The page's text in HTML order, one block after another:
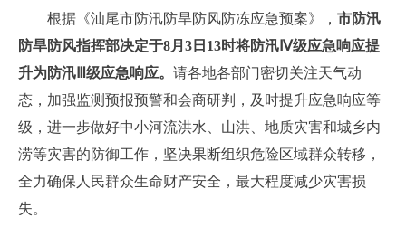
根据《汕尾市防汛防旱防风防冻应急预案》， 市防汛
防旱防风指挥部决定于8月3日13时将防汛Ⅳ级应急响应提
升为防汛Ⅲ级应急响应。 请各地各部门密切关注天气动
态，加强监测预报预警和会商研判，及时提升应急响应等
级，进一步做好中小河流洪水、山洪、地质灾害和城乡内
涝等灾害的防御工作，坚决果断组织危险区域群众转移，
全力确保人民群众生命财产安全，最大程度减少灾害损
失。